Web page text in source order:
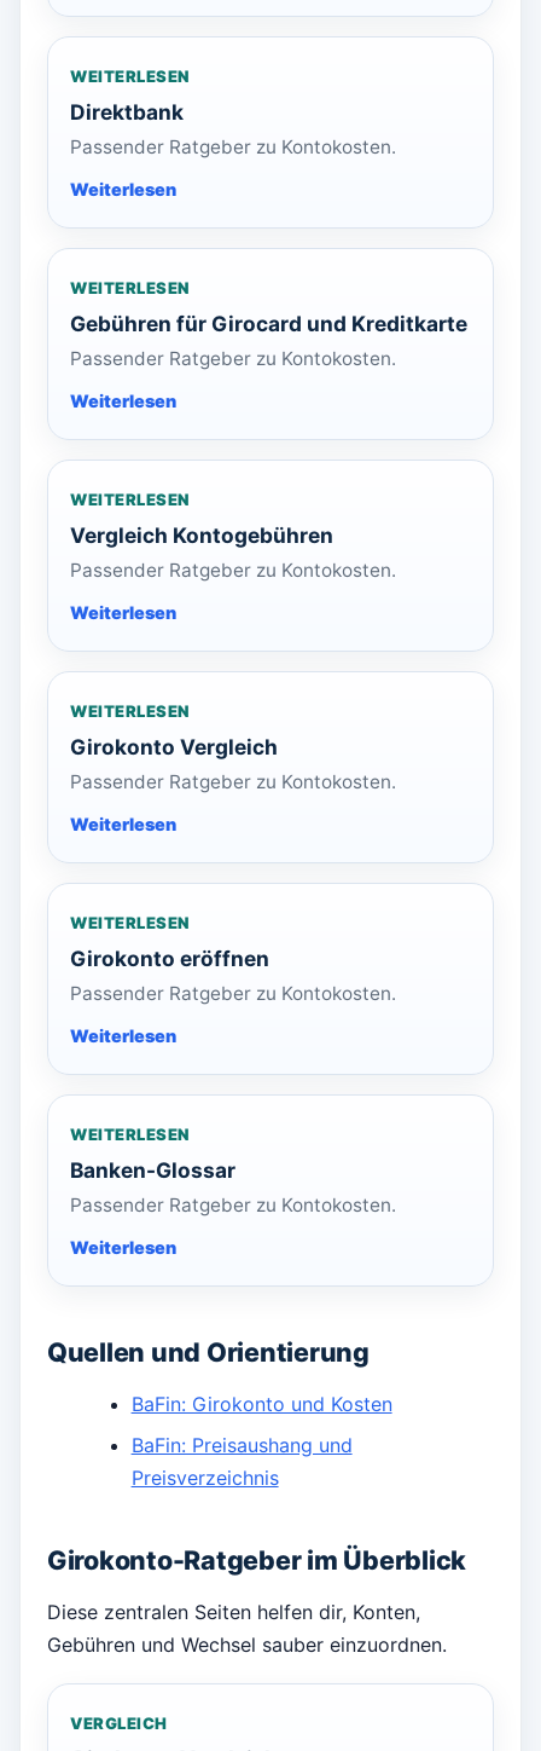
WEITERLESEN
Direktbank
Passender Ratgeber zu Kontokosten.
WEITERLESEN
Gebühren für Girocard und Kreditkarte
Passender Ratgeber zu Kontokosten.
WEITERLESEN
Vergleich Kontogebühren
Passender Ratgeber zu Kontokosten.
WEITERLESEN
Girokonto Vergleich
Passender Ratgeber zu Kontokosten.
WEITERLESEN
Girokonto eröffnen
Passender Ratgeber zu Kontokosten.
WEITERLESEN
Banken-Glossar
Passender Ratgeber zu Kontokosten.
Quellen und Orientierung
BaFin: Girokonto und Kosten
BaFin: Preisaushang und
Preisverzeichnis
Girokonto-Ratgeber im Überblick
Diese zentralen Seiten helfen dir, Konten,
Gebühren und Wechsel sauber einzuordnen.
VERGLEICH